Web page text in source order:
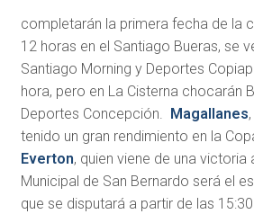
completarán la primera fecha de la
12 horas en el Santiago Bueras, se
Santiago Morning y Deportes
hora, pero en La Cisterna chocarán
Deportes Concepción.
Magallanes
tenido un gran rendimiento en la
Everton, quien viene de una victoria
Municipal de San Bernardo será el
que se disputará a partir de las